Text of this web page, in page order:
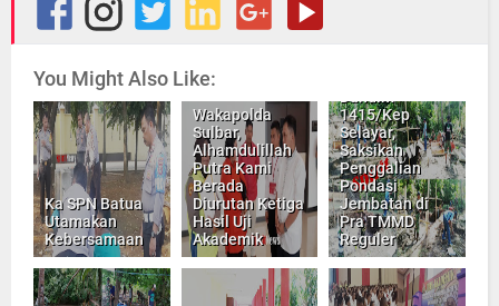
You Might Also Like:
Ka SPN Batua
Utamakan
Kebersamaan
Wakapolda
Sulbar,
Alhamdulillah
Putra Kami
Berada
Diurutan Ketiga
Hasil Uji
Akademik
1415/Kep
Selayar,
Saksikan
Penggalian
Pondasi
Jembatan di
Pra TMMD
Reguler